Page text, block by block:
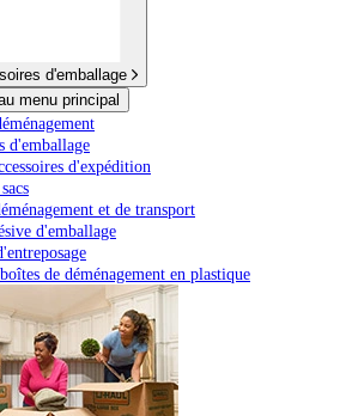
d'emballage
menu principal
d'emballage
d'expédition
et de transport
d'emballage
de déménagement en plastique